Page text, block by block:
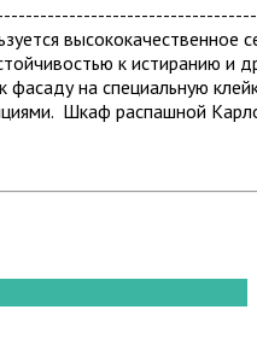
к истиранию
фасаду на специальную
Шкаф распашной